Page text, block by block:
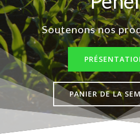
Soutenons nos
PANIER DE LA